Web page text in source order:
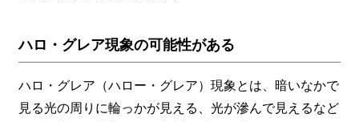
ハロ・グレア現象の可能性がある
ハロ・グレア（ハロー・グレア）現象とは、暗いなかで
見る光の周りに輪っかが見える、光が滲んで見えるなど